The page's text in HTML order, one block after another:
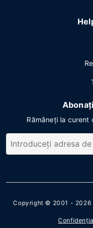
Rămâneți la curent
Copyright © 2001 - 2026